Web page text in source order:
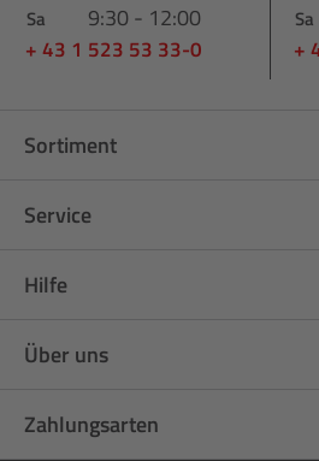
Sa 9:30 - 12:00
+ 43 1 523 53 33-0
Sa
+
Sortiment
Service
Hilfe
Über uns
Zahlungsarten